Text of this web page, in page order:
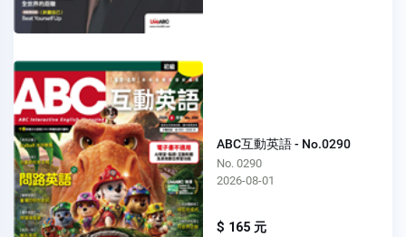
ABC互動英語 - No.0290
No. 0290
2026-08-01
$ 165 元